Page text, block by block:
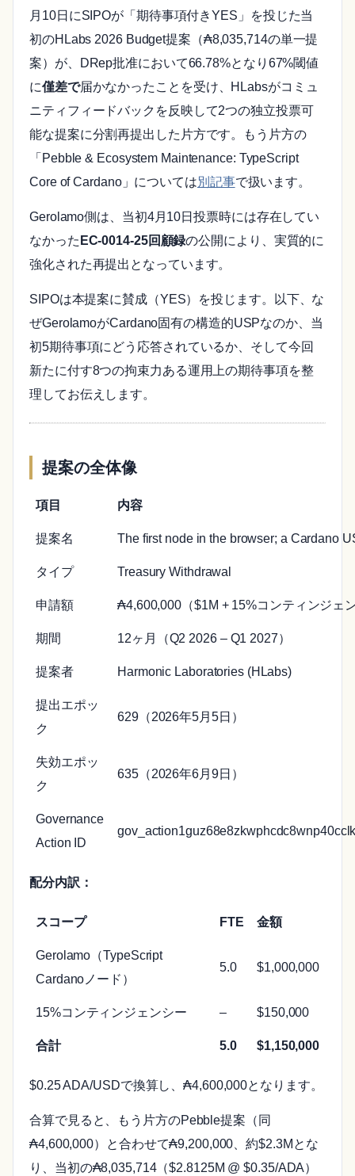
月10日にSIPOが「期待事項付きYES」を投じた当
初のHLabs 2026 Budget提案（₳8,035,714の単一提
案）が、DRep批准において66.78%となり67%閾値
に僅差で届かなかったことを受け、HLabsがコミュ
ニティフィードバックを反映して2つの独立投票可
能な提案に分割再提出した片方です。もう片方の
「Pebble & Ecosystem Maintenance: TypeScript
Core of Cardano」については別記事で扱います。
Gerolamo側は、当初4月10日投票時には存在してい
なかった EC-0014-25回顧録の公開により、実質的に
強化された再提出となっています。
SIPOは本提案に賛成（YES）を投じます。以下、な
ぜGerolamoがCardano固有の構造的USPなのか、当
初5期待事項にどう応答されているか、そして今回
新たに付す8つの拘束力ある運用上の期待事項を整
理してお伝えします。
提案の全体像
項目 内容
提案名 The first node in the browser; a Cardano
タイプ Treasury Withdrawal
申請額 ₳4,600,000（$1M + 15%コンティンジェ
期間 12ヶ月（Q2 2026 – Q1 2027）
提案者 Harmonic Laboratories (HLabs)
提出エポッ
ク
629（2026年5月5日）
失効エポッ
ク
635（2026年6月9日）
Governance
Action ID
配分内訳：
スコープ FTE 金額
Gerolamo（TypeScript
Cardanoノード）
5.0 $1,000,000
15%コンティンジェンシー – $150,000
合計 5.0 $1,150,000
$0.25 ADA/USDで換算し、₳4,600,000となります。
合算で見ると、もう片方のPebble提案（同
₳4,600,000）と合わせて₳9,200,000、約$2.3Mとな
り、当初の₳8,035,714（$2.8125M @ $0.35/ADA）